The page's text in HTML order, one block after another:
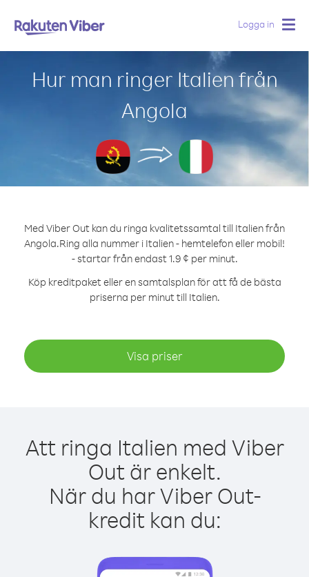
Logga in
Hur man ringer Italien från
Angola
Med Viber Out kan du ringa kvalitetssamtal till Italien från
Angola.Ring alla nummer i Italien - hemtelefon eller mobil!
- startar från endast 1.9 ¢ per minut.
Köp kreditpaket eller en samtalsplan för att få de bästa
priserna per minut till Italien.
Visa priser
Att ringa Italien med Viber
Out är enkelt.
När du har Viber Out-
kredit kan du: